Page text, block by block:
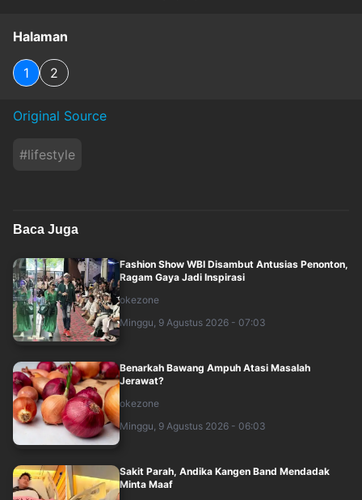
Halaman
1 2
Original Source
#lifestyle
Baca Juga
Fashion Show WBI Disambut Antusias Penonton,
Ragam Gaya Jadi Inspirasi
okezone
Minggu, 9 Agustus 2026 - 07:03
Benarkah Bawang Ampuh Atasi Masalah
Jerawat?
okezone
Minggu, 9 Agustus 2026 - 06:03
Sakit Parah, Andika Kangen Band Mendadak
Minta Maaf